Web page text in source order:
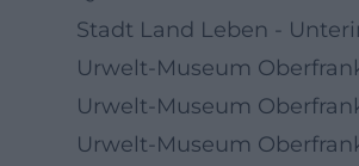
Stadt Land Leben -
Urwelt-Museum
Urwelt-Museum
Urwelt-Museum